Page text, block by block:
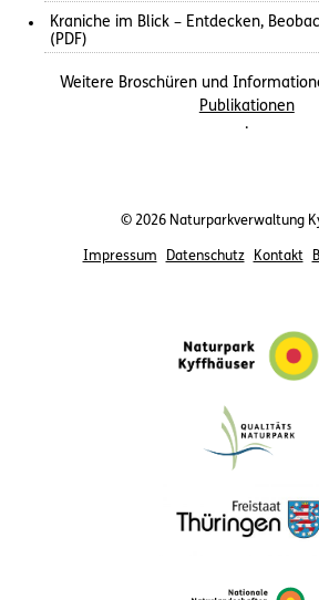
Kraniche im Blick – Entdecken,
(PDF)
Weitere Broschüren und
Publikationen
.
© 2026 Naturparkverwaltung
Impressum Datenschutz Kontakt